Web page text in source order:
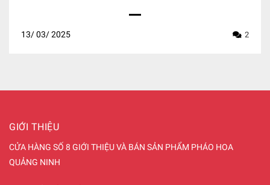
13/03/2025 2
GIỚI THIỆU
CỬA HÀNG SỐ 8 GIỚI THIỆU VÀ BÁN SẢN PHẨM PHÁO HOA
QUẢNG NINH